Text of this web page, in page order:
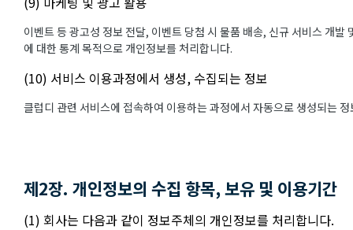
이벤트 등 광고성 정보 전달, 이벤트 당첨 시 물품 배송, 신규 서비스 개
에 대한 통계 목적으로 개인정보를 처리합니다.
(10) 서비스 이용과정에서 생성, 수집되는 정보
클럽디 관련 서비스에 접속하여 이용하는 과정에서 자동으로 생성되는
제2장. 개인정보의 수집 항목, 보유 및 이용기간
(1) 회사는 다음과 같이 정보주체의 개인정보를 처리합니다.